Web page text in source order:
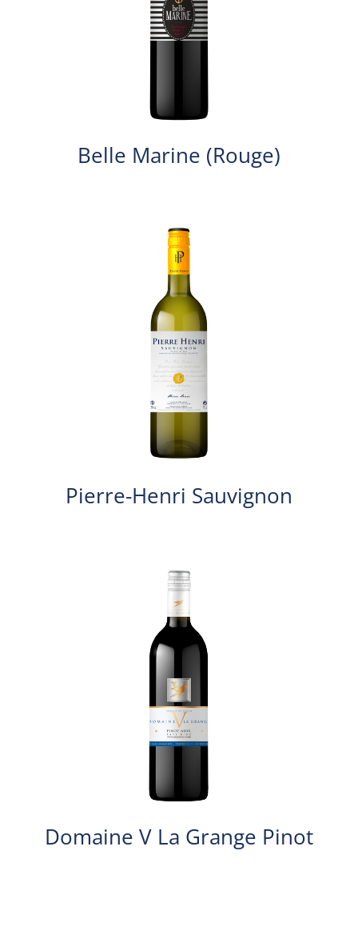
Belle Marine (Rouge)
Pierre-Henri Sauvignon
Domaine V La Grange Pinot